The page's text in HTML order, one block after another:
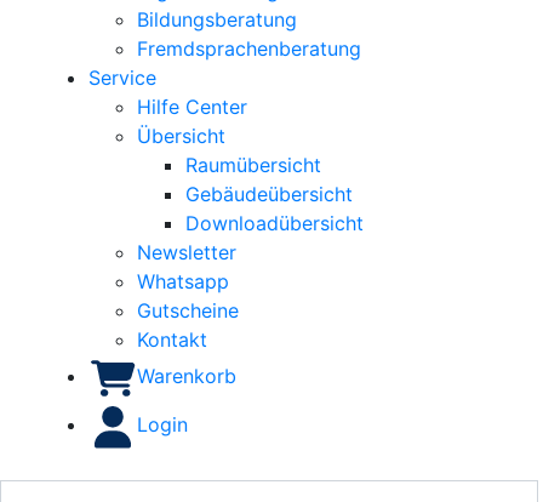
Bildungsberatung
Fremdsprachenberatung
Service
Hilfe Center
Übersicht
Raumübersicht
Gebäudeübersicht
Downloadübersicht
Newsletter
Whatsapp
Gutscheine
Kontakt
Warenkorb
Login